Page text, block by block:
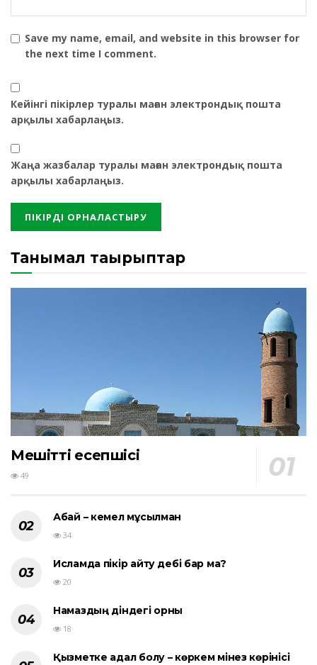
Save my name, email, and website in this browser for
the next time I comment.
Кейінгі пікірлер туралы маған электрондық пошта
арқылы хабарлаңыз.
Жаңа жазбалар туралы маған электрондық пошта
арқылы хабарлаңыз.
Танымал тақырыптар
Мешіттің есепшісі
49
Абай – кемел мұсылман
34
Исламда пікір айту әдебі бар ма?
20
Намаздың діндегі орны
18
Қызметке адал болу – көркем мінез көрінісі